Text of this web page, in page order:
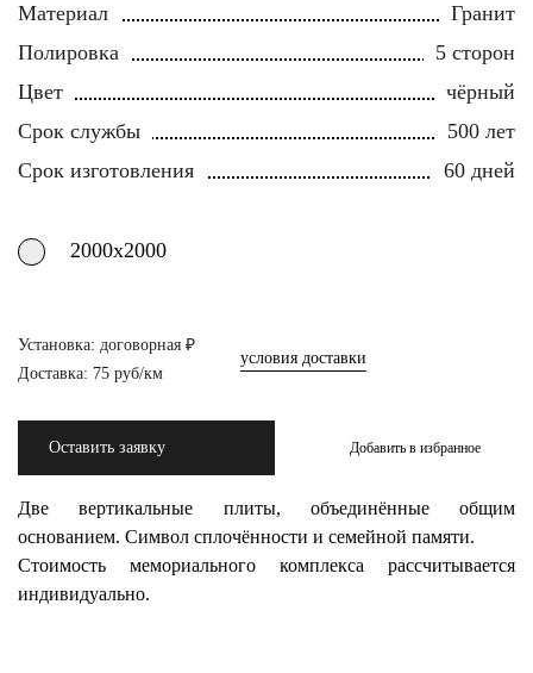
Материал
Гранит
Полировка
5 сторон
Цвет
чёрный
Срок службы
500 лет
Срок изготовления
60 дней
2000х2000
Установка: договорная ₽
Доставка: 75 руб/км
условия доставки
Оставить заявку Добавить в избранное
Две вертикальные плиты, объединённые общим
основанием. Символ сплочённости и семейной памяти.
Стоимость мемориального комплекса рассчитывается
индивидуально.